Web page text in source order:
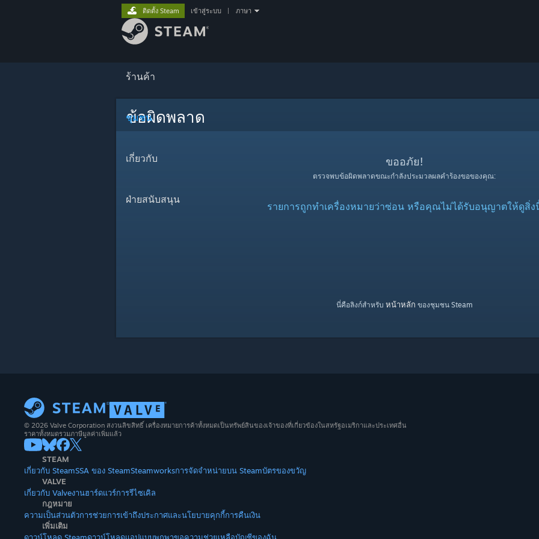
ร้านค้า
ชุมชน
เกี่ยวกับ
ฝ่ายสนับสนุน
ติดตั้ง Steam เข้าสู่ระบบ ภาษา
ข้อผิดพลาด
ขออภัย!
ตรวจพบข้อผิดพลาดขณะกำลังประมวลผลคำร้องขอของคุณ:
รายการถูกทำเครื่องหมายว่าซ่อน หรือคุณไม่ได้รับอนุญาตให้ดูสิ่ง
นี่คือลิงก์สำหรับ หน้าหลัก ของชุมชน Steam
© 2026 Valve Corporation สงวนลิขสิทธิ์ เครื่องหมายการค้าทั้งหมดเป็นทรัพย์สินของเจ้าของที่เกี่ยวข้องในสหรัฐอเมริกาและประเทศอื่น
ราคาทั้งหมดรวมภาษีมูลค่าเพิ่มแล้ว
STEAM
เกี่ยวกับ SteamSSA ของ SteamSteamworksการจัดจำหน่ายบน Steamบัตรของขวัญ
VALVE
เกี่ยวกับ Valveงานฮาร์ดแวร์การรีไซเคิล
กฎหมาย
ความเป็นส่วนตัวการช่วยการเข้าถึงประกาศและนโยบายคุกกี้การคืนเงิน
เพิ่มเติม